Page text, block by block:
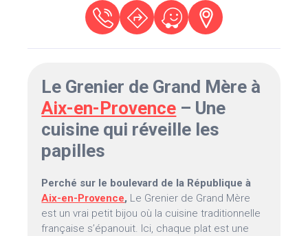
Le Grenier de Grand Mère à
Aix-en-Provence – Une
cuisine qui réveille les
papilles
Perché sur le boulevard de la République à
Aix-en-Provence, Le Grenier de Grand Mère
est un vrai petit bijou où la cuisine traditionnelle
française s’épanouit. Ici, chaque plat est une